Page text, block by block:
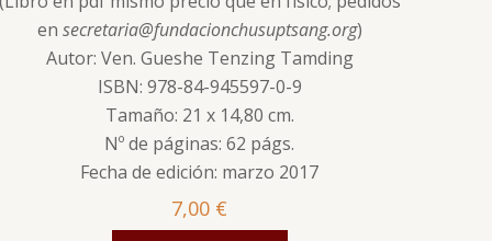
en secretaria@fundacionchusuptsang.org)
Autor: Ven. Gueshe Tenzing Tamding
ISBN: 978-84-945597-0-9
Tamaño: 21 x 14,80 cm.
Nº de páginas: 62 págs.
Fecha de edición: marzo 2017
7,00 €